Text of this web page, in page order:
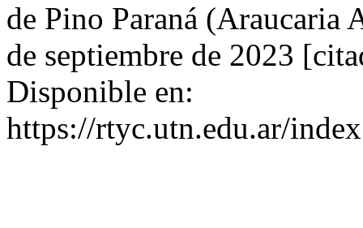
de Pino Paraná
de septiembre de 2023
Disponible en:
https://rtyc.utn.edu.ar/